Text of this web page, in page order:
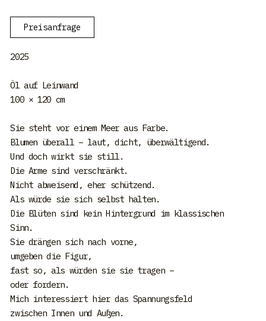
Preisanfrage
2025
Öl auf Leinwand
100 × 120 cm
Sie steht vor einem Meer aus Farbe.
Blumen überall – laut, dicht, überwältigend.
Und doch wirkt sie still.
Die Arme sind verschränkt.
Nicht abweisend, eher schützend.
Als würde sie sich selbst halten.
Die Blüten sind kein Hintergrund im klassischen
Sinn.
Sie drängen sich nach vorne,
umgeben die Figur,
fast so, als würden sie sie tragen –
oder fordern.
Mich interessiert hier das Spannungsfeld
zwischen Innen und Außen.